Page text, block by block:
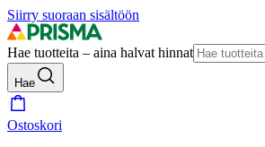
Siirry suoraan sisältöön
Hae tuotteita – aina halvat hinnat
Hae
Ostoskori